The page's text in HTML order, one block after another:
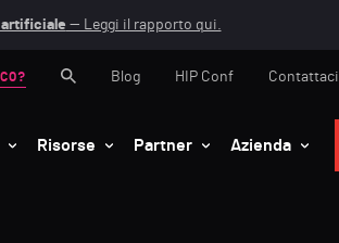
artificiale — Leggi il rapporto qui.
Risorse Partner Azienda
Blog HIP Conf Contattaci